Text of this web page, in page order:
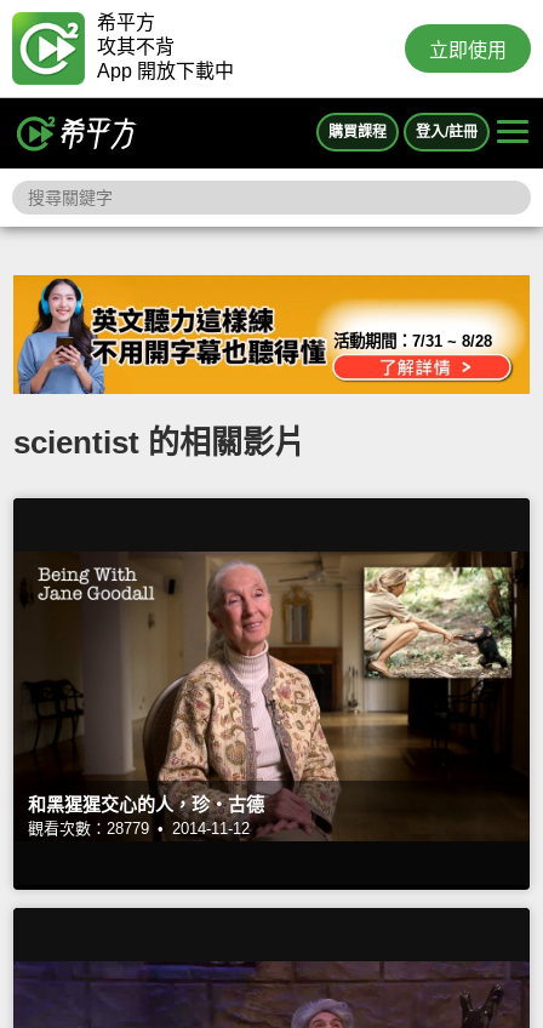
希平方
攻其不背
App 開放下載中
立即使用
購買課程 登入/註冊
活動期間：7/31 ~ 8/28
scientist 的相關影片
和黑猩猩交心的人，珍‧古德
觀看次數：28779 • 2014-11-12